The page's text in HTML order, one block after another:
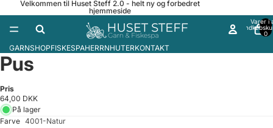
Velkommen til Huset Steff 2.0 - helt ny og forbedret
hjemmeside
Varer i
0
GARNSHOPFISKESPAHERRNHUTERKONTAKT
Pus
Pris
64,00 DKK
På lager
Farve 4001-Natur